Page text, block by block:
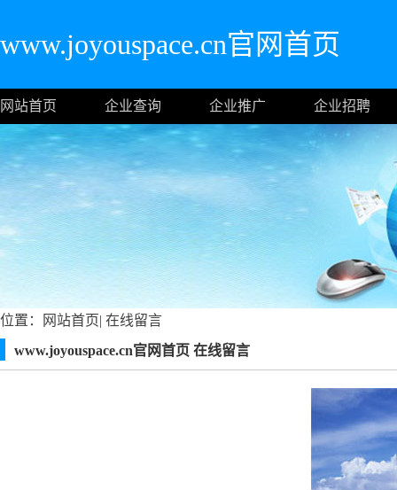
www.joyouspace.cn官网首页
网站首页 企业查询 企业推广 企业招聘
位置： 网站首页| 在线留言
www.joyouspace.cn官网首页 在线留言